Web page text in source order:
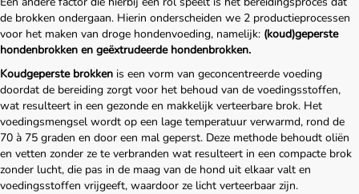
de brokken ondergaan. Hierin onderscheiden we 2 productieprocessen
voor het maken van droge hondenvoeding, namelijk: (koud)geperste
hondenbrokken en geëxtrudeerde hondenbrokken.
Koudgeperste brokken is een vorm van geconcentreerde voeding
doordat de bereiding zorgt voor het behoud van de voedingsstoffen,
wat resulteert in een gezonde en makkelijk verteerbare brok. Het
voedingsmengsel wordt op een lage temperatuur verwarmd, rond de
70 à 75 graden en door een mal geperst. Deze methode behoudt oliën
en vetten zonder ze te verbranden wat resulteert in een compacte brok
zonder lucht, die pas in de maag van de hond uit elkaar valt en
voedingsstoffen vrijgeeft, waardoor ze licht verteerbaar zijn.